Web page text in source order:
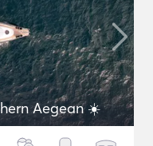
Aegean ☀️